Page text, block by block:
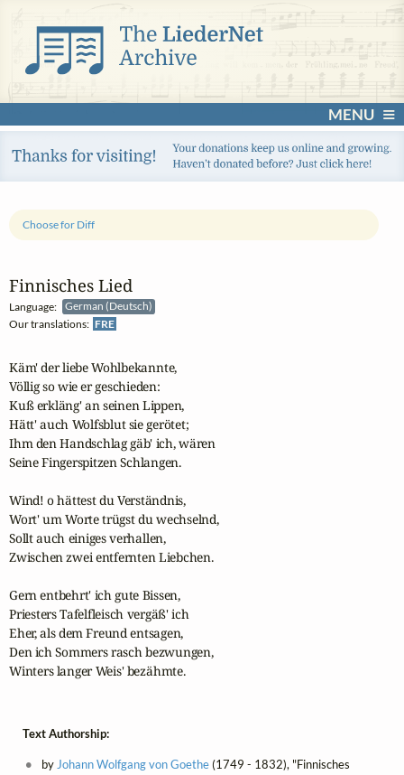
MENU
Finnisches Lied
Language:
German (Deutsch)
Our translations: FRE
Choose for Diff
Käm' der liebe Wohlbekannte,
Völlig so wie er geschieden:
Kuß erkläng' an seinen Lippen,
Hätt' auch Wolfsblut sie gerötet;
Ihm den Handschlag gäb' ich, wären
Seine Fingerspitzen Schlangen.
Wind! o hättest du Verständnis,
Wort' um Worte trügst du wechselnd,
Sollt auch einiges verhallen,
Zwischen zwei entfernten Liebchen.
Gern entbehrt' ich gute Bissen,
Priesters Tafelfleisch vergäß' ich
Eher, als dem Freund entsagen,
Den ich Sommers rasch bezwungen,
Winters langer Weis' bezähmte.
Text Authorship:
by Johann Wolfgang von Goethe(1749 - 1832), "Finnisches